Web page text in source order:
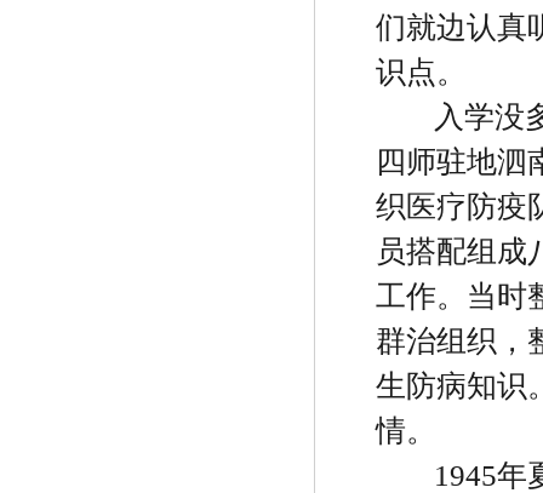
们就边认真
识点。
入学没
四师驻地泗
织医疗防疫
员搭配组成
工作。当时
群治组织，
生防病知识
情。
1945年